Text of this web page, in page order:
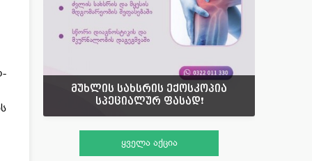
მუხლის სახსრის ექოსკოპია
სპეციალურ ფასად❗️
ყველა აქცია